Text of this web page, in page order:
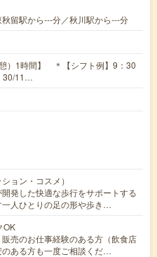
留駅から---分／秋川駅から---分
）1時間】 ＊【シフト例】9：30
30/11…
ョン・コスメ）
開発した快適な歩行をサポートする
人ひとりの足の形や歩き…
OK
売のお仕事経験のある方（飲食店
ある方も一度ご相談くだ…